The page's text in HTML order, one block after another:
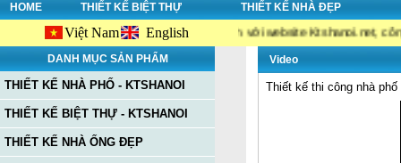
HOME THIẾT KẾ BIỆT THỰ THIẾT KẾ NHÀ ĐẸP
Việt Nam English
Chào mừng bạn đến với website Ktshanoi.net, công ty
DANH MỤC SẢN PHẨM
THIẾT KẾ NHÀ PHỐ - KTSHANOI
THIẾT KẾ BIỆT THỰ - KTSHANOI
THIẾT KẾ NHÀ ỐNG ĐẸP
Video
Thiết kế thi công nhà